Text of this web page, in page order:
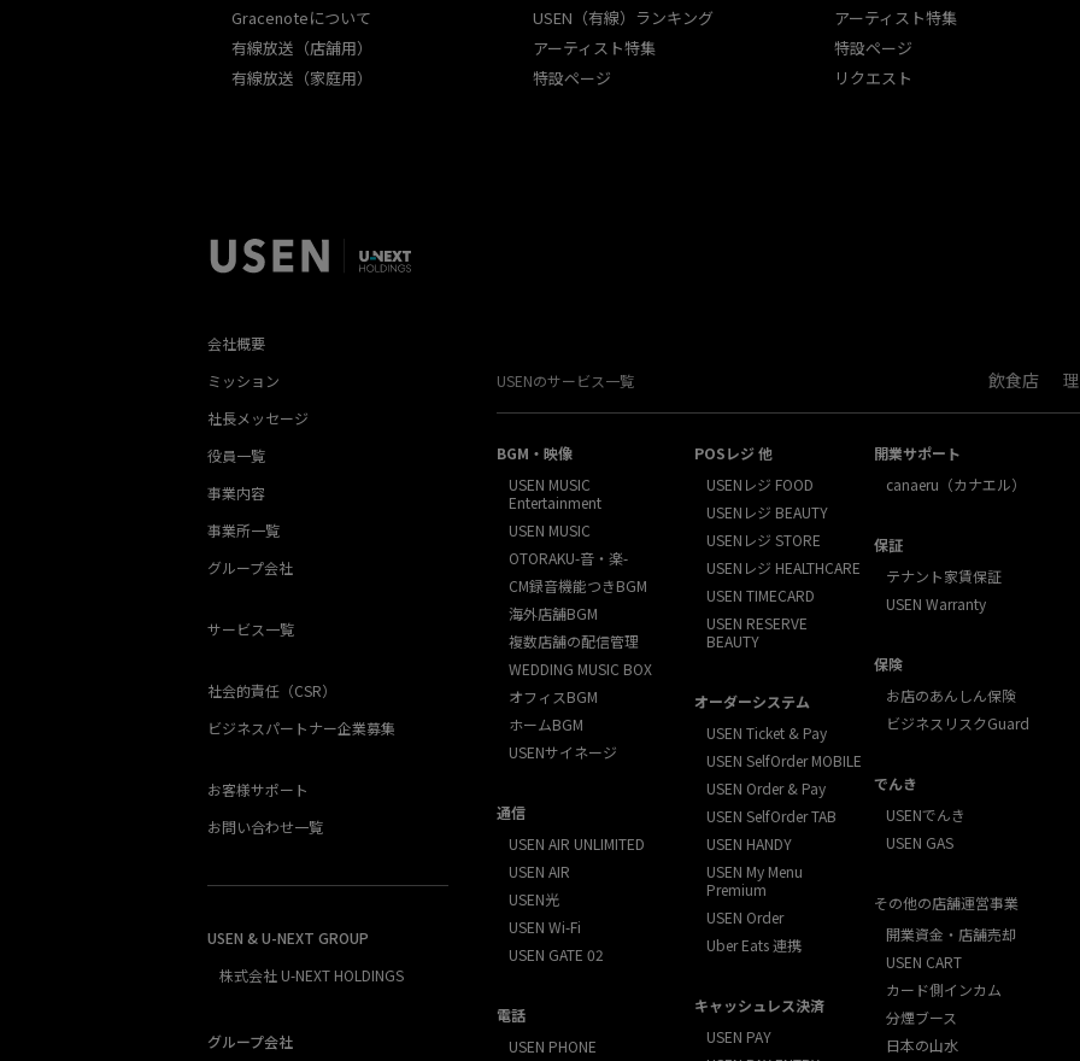
Gracenoteについて
有線放送（店舗用）
有線放送（家庭用）
USEN（有線）ランキング
アーティスト特集
特設ページ
アーティスト特集
特設ページ
リクエスト
会社概要
ミッション
社長メッセージ
役員一覧
事業内容
事業所一覧
グループ会社
サービス一覧
社会的責任（CSR）
ビジネスパートナー企業募集
お客様サポート
お問い合わせ一覧
USEN & U-NEXT GROUP
株式会社 U-NEXT HOLDINGS
グループ会社
USENのサービス一覧 飲食店
BGM・映像
USEN MUSIC
Entertainment
USEN MUSIC
OTORAKU-音・楽-
CM録音機能つきBGM
海外店舗BGM
複数店舗の配信管理
WEDDING MUSIC BOX
オフィスBGM
ホームBGM
USENサイネージ
通信
USEN AIR UNLIMITED
USEN AIR
USEN光
USEN Wi-Fi
USEN GATE 02
電話
USEN PHONE
POSレジ 他
USENレジ FOOD
USENレジ BEAUTY
USENレジ STORE
USENレジ HEALTHCARE
USEN TIMECARD
USEN RESERVE
BEAUTY
オーダーシステム
USEN Ticket & Pay
USEN SelfOrder MOBILE
USEN Order & Pay
USEN SelfOrder TAB
USEN HANDY
USEN My Menu
Premium
USEN Order
Uber Eats 連携
キャッシュレス決済
USEN PAY
開業サポート
canaeru（カナエル）
保証
テナント家賃保証
USEN Warranty
保険
お店のあんしん保険
ビジネスリスクGuard
でんき
USENでんき
USEN GAS
その他の店舗運営事業
開業資金・店舗売却
USEN CART
カード側インカム
分煙ブース
日本の山水